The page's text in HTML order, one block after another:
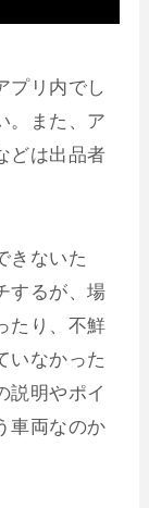
プリ内でし
。また、ア
どは出品者
きないた
するが、場
たり、不鮮
いなかった
説明やポイ
車両なのか